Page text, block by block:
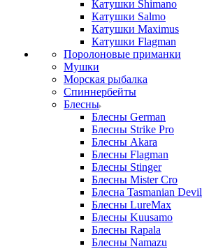
Катушки Shimano
Катушки Salmo
Катушки Maximus
Катушки Flagman
Поролоновые приманки
Мушки
Морская рыбалка
Спиннербейты
Блесны
Блесны German
Блесны Strike Pro
Блесны Akara
Блесны Flagman
Блесны Stinger
Блесны Mister Cro
Блесна Tasmanian Devil
Блесны LureMax
Блесны Kuusamo
Блесны Rapala
Блесны Namazu